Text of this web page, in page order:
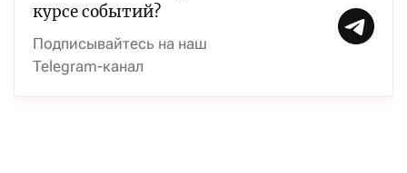
курсе событий?
Подписывайтесь на наш
Telegram-канал